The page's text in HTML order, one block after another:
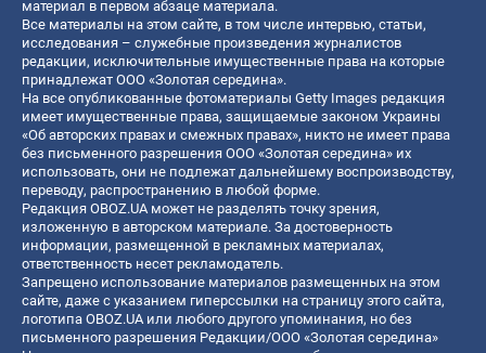
материал в первом абзаце материала.
Все материалы на этом сайте, в том числе интервью, статьи,
исследования – служебные произведения журналистов
редакции, исключительные имущественные права на которые
принадлежат ООО «Золотая середина».
На все опубликованные фотоматериалы Getty Images редакция
имеет имущественные права, защищаемые законом Украины
«Об авторских правах и смежных правах», никто не имеет права
без письменного разрешения ООО «Золотая середина» их
использовать, они не подлежат дальнейшему воспроизводству,
переводу, распространению в любой форме.
Редакция OBOZ.UA может не разделять точку зрения,
изложенную в авторском материале. За достоверность
информации, размещенной в рекламных материалах,
ответственность несет рекламодатель.
Запрещено использование материалов размещенных на этом
сайте, даже с указанием гиперссылки на страницу этого сайта,
логотипа OBOZ.UA или любого другого упоминания, но без
письменного разрешения Редакции/ООО «Золотая середина»